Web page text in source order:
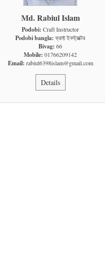
Md. Rabiul Islam
Podobi: Craft Instructor
Podobi bangla:ক্রাফ্ট ইনস্ট্রাক্টর
Bivag: 66
Mobile: 01766209142
Email: rabiul6398islam@gmail.com
Details